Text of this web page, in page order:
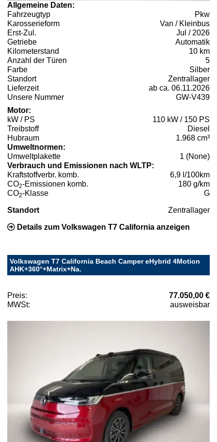
Allgemeine Daten:
Fahrzeugtyp
Pkw
Karosserieform
Van / Kleinbus
Erst-Zul.
Jul / 2026
Getriebe
Automatik
Kilometerstand
10 km
Anzahl der Türen
5
Farbe
Silber
Standort
Zentrallager
Lieferzeit
ab ca. 06.11.2026
Unsere Nummer
GW-V439
Motor:
kW / PS
110 kW / 150 PS
Treibstoff
Diesel
Hubraum
1.968 cm³
Umweltnormen:
Umweltplakette
1 (None)
Verbrauch und Emissionen nach WLTP:
Kraftstoffverbr. komb.
6,9 l/100km
CO2-Emissionen komb.
180 g/km
CO2-Klasse G
Standort Zentrallager
Details zum Volkswagen T7 California anzeigen
Volkswagen T7 California Beach Camper eHybrid 4Motion
AHK+360°+Matrix+Na.
Preis:
77.050,00 €
MWSt:
ausweisbar